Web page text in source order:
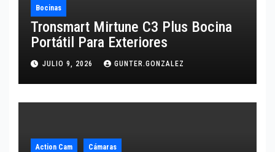
Bocinas
Tronsmart Mirtune C3 Plus Bocina
Portátil Para Exteriores
JULIO 9, 2026 GUNTER.GONZALEZ
Action Cam Cámaras